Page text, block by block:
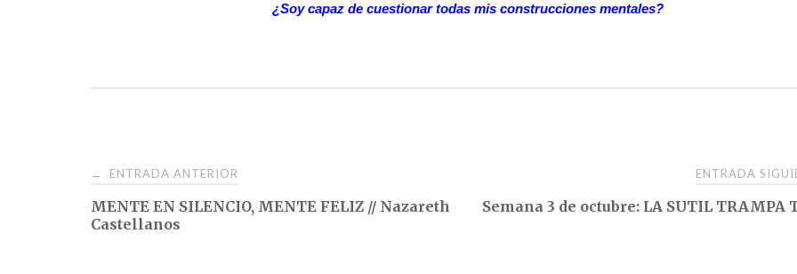
¿Soy capaz de cuestionar todas mis construcciones mentales?
Navegación
de
← ENTRADA ANTERIOR
MENTE EN SILENCIO, MENTE FELIZ // Nazareth
Castellanos
ENTRADA
Semana 3 de octubre: LA SUTIL TRAMPA